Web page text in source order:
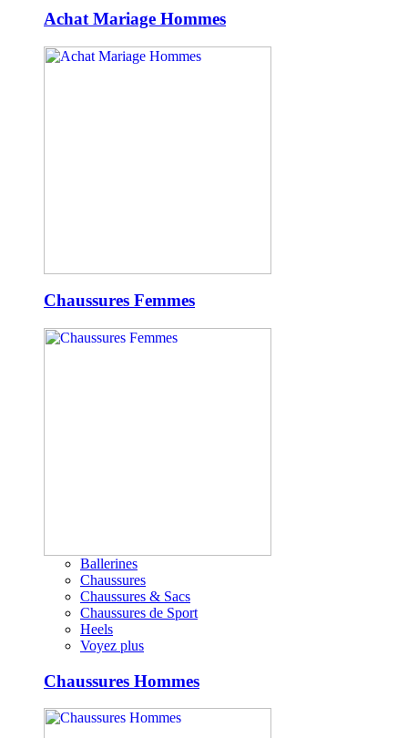
Achat Mariage Hommes
Chaussures Femmes
Ballerines
Chaussures
Chaussures & Sacs
Chaussures de Sport
Heels
Voyez plus
Chaussures Hommes